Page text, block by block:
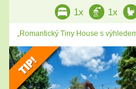
1x 1x
„Romantický Tiny House s